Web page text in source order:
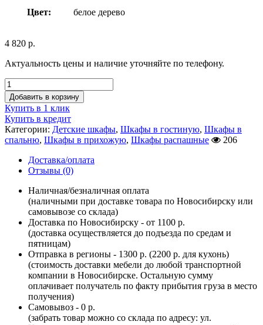
Цвет: белое дерево
4 820 р.
Актуальность цены и наличие уточняйте по телефону.
Добавить в корзину
Купить в 1 клик
Купить в кредит
Категории: Детские шкафы, Шкафы в гостиную, Шкафы в
спальню, Шкафы в прихожую, Шкафы распашные
206
Доставка/оплата
Отзывы (0)
Наличная/безналичная оплата
(наличными при доставке товара по Новосибирску или
самовывозе со склада)
Доставка по Новосибирску - от 1100 р.
(доставка осуществляется до подъезда по средам и
пятницам)
Отправка в регионы - 1300 р. (2200 р. для кухонь)
(стоимость доставки мебели до любой транспортной
компании в Новосибирске. Остальную сумму
оплачивает получатель по факту прибытия груза в место
получения)
Самовывоз - 0 р.
(забрать товар можно со склада по адресу: ул.